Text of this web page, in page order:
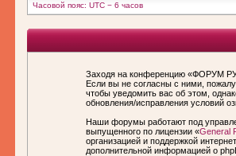
Часовой пояс: UTC − 6 часов
Заходя на конференцию «ФОРУМ
Если вы не согласны с ними,
чтобы уведомить вас об этом,
обновления/исправления условий
Наши форумы работают под
выпущенного по лицензии «General
организацией и поддержкой
дополнительной информацией о